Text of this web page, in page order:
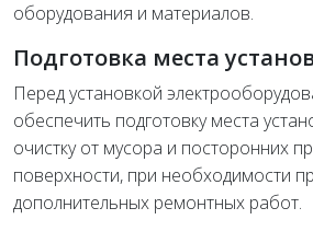
оборудования и материалов.
Подготовка места
Перед установкой
обеспечить подготовку места
очистку от мусора и посторонних
поверхности, при необходимости
дополнительных ремонтных работ.